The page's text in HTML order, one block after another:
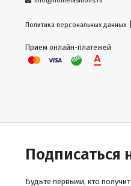
Политика персональных данных
Прием онлайн-платежей
Подписаться
Будьте первыми, кто